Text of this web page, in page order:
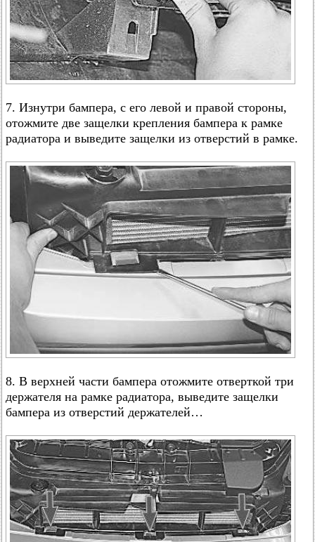
7. Изнутри бампера, с его левой и правой стороны,
отожмите две защелки крепления бампера к рамке
радиатора и выведите защелки из отверстий в рамке.
8. В верхней части бампера отожмите отверткой три
держателя на рамке радиатора, выведите защелки
бампера из отверстий держателей…